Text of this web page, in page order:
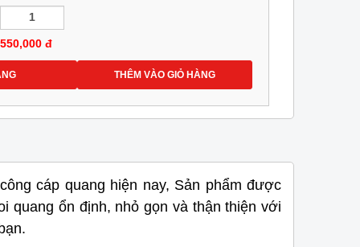
550,000 đ
THÊM VÀO GIỎ HÀNG
cáp quang hiện nay, Sản phẩm được
quang ổn định, nhỏ gọn và thận thiện với